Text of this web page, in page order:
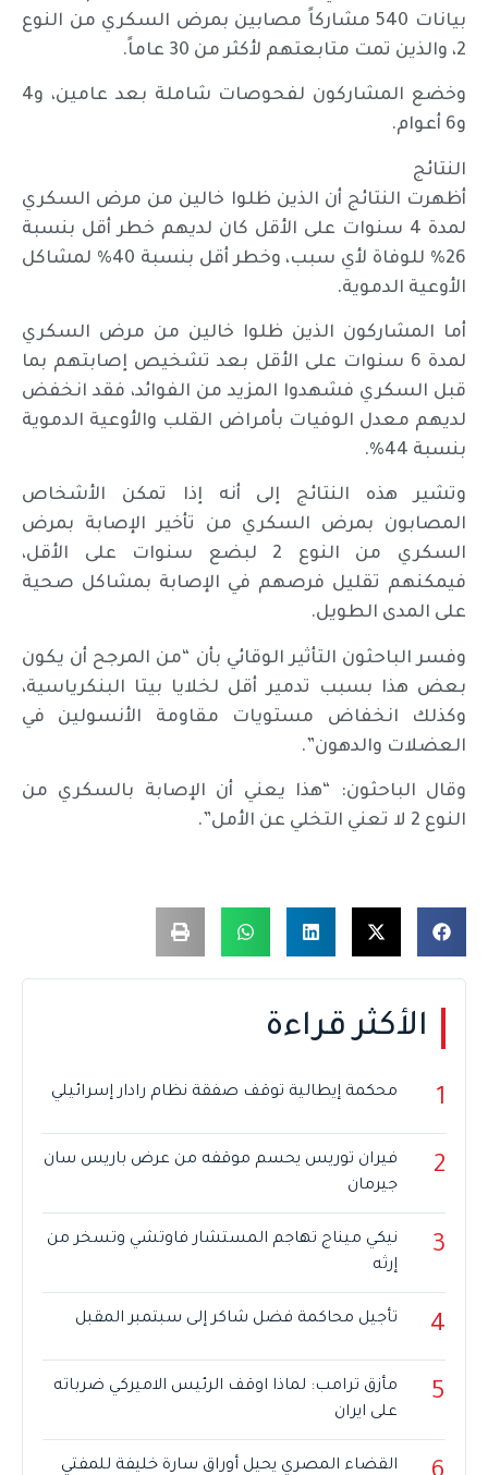
بيانات 540 مشاركاً مصابين بمرض السكري من النوع
2، والذين تمت متابعتهم لأكثر من 30 عاماً.
وخضع المشاركون لفحوصات شاملة بعد عامين، و4
و6 أعوام.
النتائج
أظهرت النتائج أن الذين ظلوا خالين من مرض السكري
لمدة 4 سنوات على الأقل كان لديهم خطر أقل بنسبة
26% للوفاة لأي سبب، وخطر أقل بنسبة 40% لمشاكل
الأوعية الدموية.
أما المشاركون الذين ظلوا خالين من مرض السكري
لمدة 6 سنوات على الأقل بعد تشخيص إصابتهم بما
قبل السكري فشهدوا المزيد من الفوائد، فقد انخفض
لديهم معدل الوفيات بأمراض القلب والأوعية الدموية
بنسبة 44%.
وتشير هذه النتائج إلى أنه إذا تمكن الأشخاص
المصابون بمرض السكري من تأخير الإصابة بمرض
السكري من النوع 2 لبضع سنوات على الأقل،
فيمكنهم تقليل فرصهم في الإصابة بمشاكل صحية
على المدى الطويل.
وفسر الباحثون التأثير الوقائي بأن “من المرجح أن يكون
بعض هذا بسبب تدمير أقل لخلايا بيتا البنكرياسية،
وكذلك انخفاض مستويات مقاومة الأنسولين في
العضلات والدهون”.
وقال الباحثون: “هذا يعني أن الإصابة بالسكري من
النوع 2 لا تعني التخلي عن الأمل”.
الأكثر قراءة
1 محكمة إيطالية توقف صفقة نظام رادار إسرائيلي
2
فيران توريس يحسم موقفه من عرض باريس سان
جيرمان
3
نيكي ميناج تهاجم المستشار فاوتشي وتسخر من
إرثه
4 تأجيل محاكمة فضل شاكر إلى سبتمبر المقبل
5
مأزق ترامب: لماذا اوقف الرئيس الاميركي ضرباته
على ايران
القضاء المصري يحيل أوراق سارة خليفة للمفتي